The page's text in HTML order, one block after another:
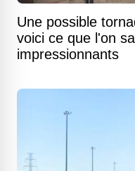
Une possible
voici ce que l'on
impressionnants